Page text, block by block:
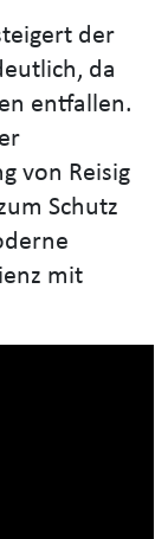
der
da
entfallen.
von Reisig
Schutz
mit